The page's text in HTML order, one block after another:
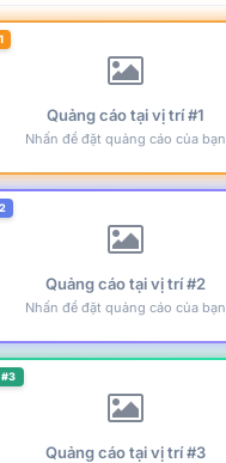
Quảng cáo tại vị trí #1
Nhấn để đặt quảng cáo của bạn
Quảng cáo tại vị trí #2
Nhấn để đặt quảng cáo của bạn
Quảng cáo tại vị trí #3